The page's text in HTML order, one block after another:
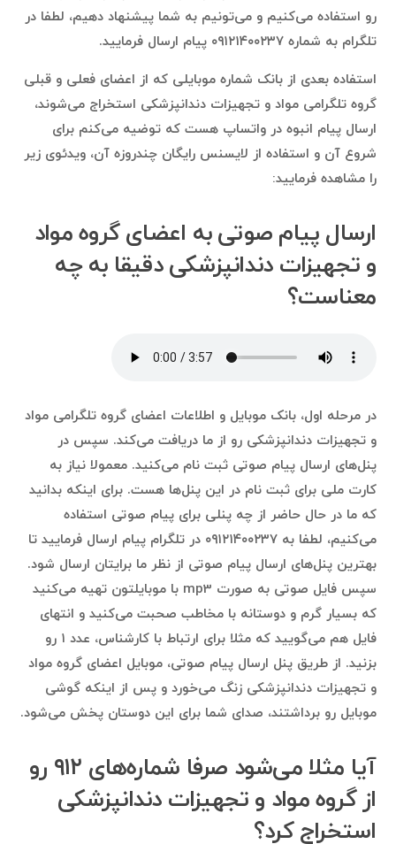
رو استفاده می‌کنیم و می‌تونیم به شما پیشنهاد دهیم، لطفا در
تلگرام به شماره ۰۹۱۲۱۴۰۰۲۳۷ پیام ارسال فرمایید.
استفاده بعدی از بانک شماره موبایلی که از اعضای فعلی و قبلی
گروه تلگرامی مواد و تجهيزات دندانپزشكى استخراج می‌شوند،
ارسال پیام انبوه در واتساپ هست که توضیه می‌کنم برای
شروع آن و استفاده از لایسنس رایگان چندروزه آن، ویدئوی زیر
را مشاهده فرمایید:
ارسال پیام صوتی به اعضای گروه مواد
و تجهيزات دندانپزشكى دقیقا به چه
معناست؟
در مرحله اول، بانک موبایل و اطلاعات اعضای گروه تلگرامی مواد
و تجهيزات دندانپزشكى رو از ما دریافت می‌کند. سپس در
پنل‌های ارسال پیام صوتی ثبت نام می‌کنید. معمولا نیاز به
کارت ملی برای ثبت نام در این پنل‌ها هست. برای اینکه بدانید
که ما در حال حاضر از چه پنلی برای پیام صوتی استفاده
می‌کنیم، لطفا به ۰۹۱۲۱۴۰۰۲۳۷ در تلگرام پیام ارسال فرمایید تا
بهترین پنل‌های ارسال پیام صوتی از نظر ما برایتان ارسال شود.
سپس فایل صوتی به صورت mp3 با موبایلتون تهیه می‌کنید
که بسیار گرم و دوستانه با مخاطب صحبت می‌کنید و انتهای
فایل هم می‌گویید که مثلا برای ارتباط با کارشناس، عدد ۱ رو
بزنید. از طریق پنل ارسال پیام صوتی، موبایل اعضای گروه مواد
و تجهيزات دندانپزشكى زنگ می‌خورد و پس از اینکه گوشی
موبایل رو برداشتند، صدای شما برای این دوستان پخش می‌شود.
آیا مثلا می‌شود صرفا شماره‌های ۹۱۲ رو
از گروه مواد و تجهيزات دندانپزشكى
استخراج کرد؟